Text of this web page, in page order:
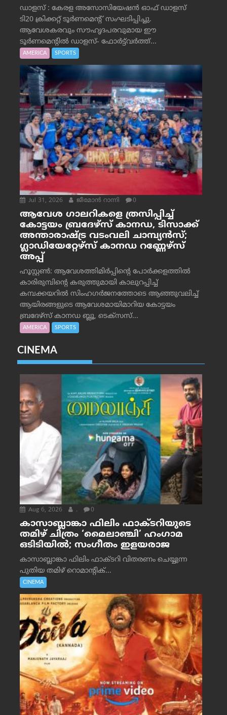
ഡാളസ് : കേരള അസോസിയേഷൻ ഓഫ് ഡാളസ്
ടി20 ക്രിക്കറ്റ് ടൂർണമെന്റ് സംഘടിപ്പിച്ചു.
ആവേശകരവും സൗഹൃദപരവുമായ ഈ
ടൂർണമെന്റിൽ ഡാളസ്- ഫോർട്ട്‌വര്‍ത്ത്...
AMERICA SPORTS
Jul 31, 2026 ജീമോന്‍ റാന്നി 0
ആവേശ ഗാലറികളെ ത്രസിപ്പിച്ച്
കോട്ടയം ബ്രദേഴ്‌സ് കാനഡ, ടിസാക്ക്
അന്താരാഷ്ട്ര വടംവലി ചാമ്പ്യന്‍സ്;
ഗ്ലാഡിയേറ്റേഴ്‌സ് കാനഡ റണ്ണേഴ്‌സ്
അപ്പ്
ഹൂസ്റ്റണ്‍: ആവേശത്തിമിര്‍പ്പിന്റെ പോര്‍ക്കളത്തില്‍
കാരിരുമ്പിന്റെ കരുത്തുമായി കാലുറപ്പിച്ച്
കമ്പക്കയറില്‍ സിംഹഗര്‍ജനത്തോടെ ആഞ്ഞുവലിച്ച്
ആയിരങ്ങളുടെ ആവേശമായിമാറിയ കോട്ടയം
ബ്രദേഴ്‌സ് കാനഡ ബ്ലൂ, ടെക്‌സസ്...
AMERICA SPORTS
CINEMA
Aug 6, 2026 . 0
കാസാബ്ലാങ്കാ ഫിലിം ഫാക്ടറിയുടെ
തമിഴ് ചിത്രം ‘മൈലാഞ്ചി’ ഹംഗാമ
ഒടിടിയിൽ; സംഗീതം ഇളയരാജ
കാസാബ്ലാങ്കാ ഫിലിം ഫാക്ടറി വിതരണം ചെയ്യുന്ന
പുതിയ തമിഴ് റൊമാന്റിക്...
CINEMA